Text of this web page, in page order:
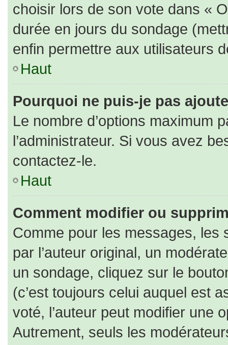
choisir lors de son vote dans «
durée en jours du sondage
enfin permettre aux utilisateurs
Haut
Pourquoi ne puis-je pas
Le nombre d’options maximum
l’administrateur. Si vous avez
contactez-le.
Haut
Comment modifier ou
Comme pour les messages, les
par l’auteur original, un
un sondage, cliquez sur le
(c’est toujours celui auquel est
voté, l’auteur peut modifier une
Autrement, seuls les